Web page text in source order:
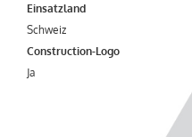
Einsatzland
Schweiz
Construction-Logo
Ja